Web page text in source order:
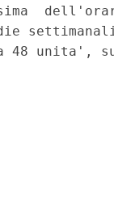
48 unita',